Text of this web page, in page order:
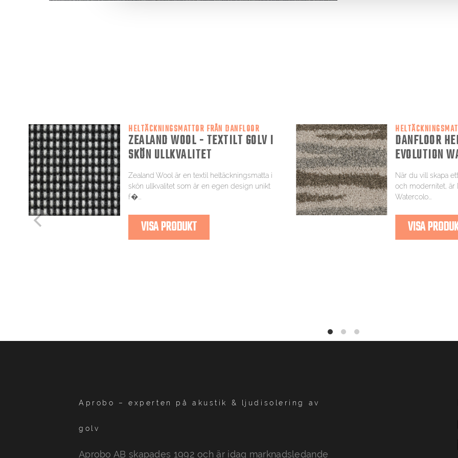
HELTÄCKNINGSMATTOR FRÅN DANFLOOR
ZEALAND WOOL - TEXTILT GOLV I
SKÖN ULLKVALITET
Zealand Wool är en textil heltäckningsmatta i
skön ullkvalitet som är en egen design unikt
f�...
VISA PRODUKT
DANFLOOR
EVOLUTION
När du vill skapa
och modernitet, är
Watercolo...
VISA
Aprobo – experten på akustik & ljudisolering av
golv
Aprobo AB skapades 1992 och är idag marknadsledande